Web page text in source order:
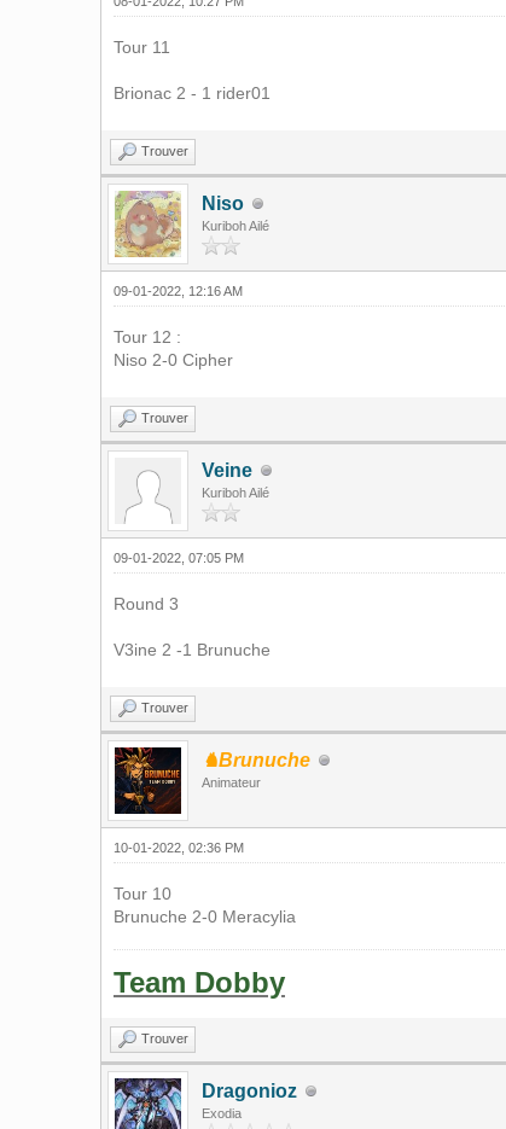
Tour 11
Brionac 2 - 1 rider01
Trouver
Niso
Kuriboh Ailé
09-01-2022, 12:16 AM
Tour 12 :
Niso 2-0 Cipher
Trouver
Veine
Kuriboh Ailé
09-01-2022, 07:05 PM
Round 3
V3ine 2 -1 Brunuche
Trouver
♞Brunuche
Animateur
10-01-2022, 02:36 PM
Tour 10
Brunuche 2-0 Meracylia
Team Dobby
Trouver
Dragonioz
Exodia